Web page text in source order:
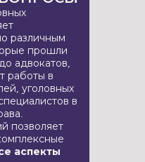
различным
прошли
адвокатов,
работы в
уголовных
в
позволяет
аспекты